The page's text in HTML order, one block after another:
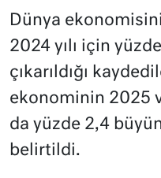
Dünya
2024 yılı için
çıkarıldığı
ekonominin 2025
da yüzde 2,4
belirtildi.